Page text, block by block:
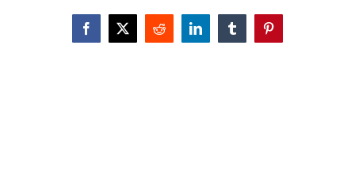
Facebook
X Reddit LinkedInTumblrPinterest